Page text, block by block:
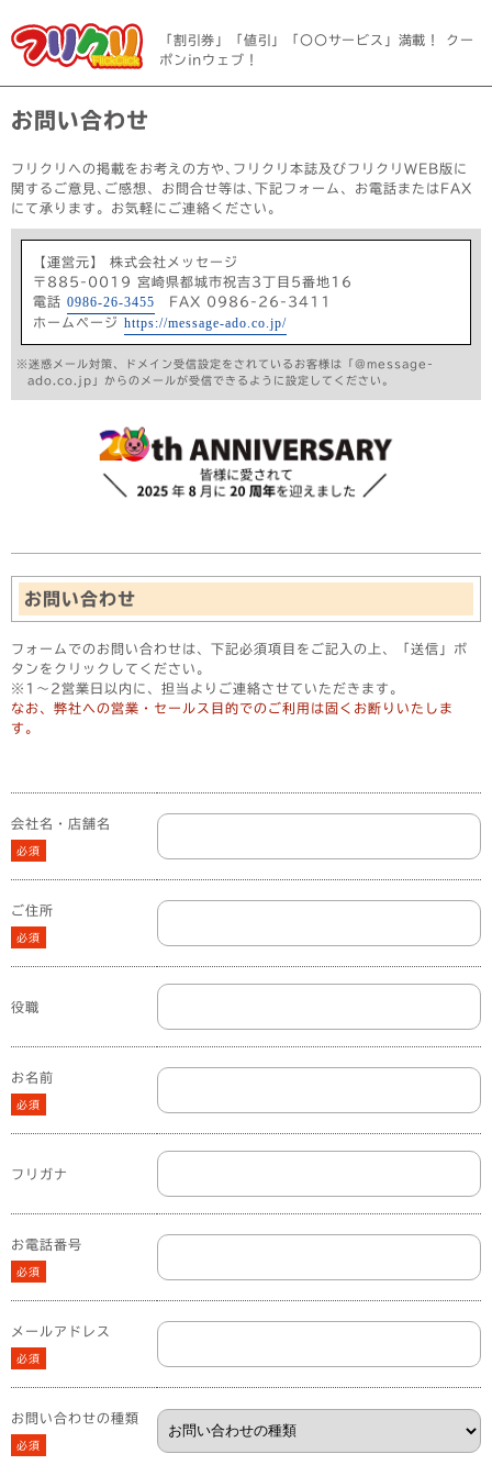
「割引券」「値引」「〇〇サービス」満載！ クー
ポンinウェブ！
お問い合わせ
フリクリへの掲載をお考えの方や､フリクリ本誌及びフリクリWEB版に
関するご意見､ご感想、お問合せ等は､下記フォーム、お電話またはFAX
にて承ります。お気軽にご連絡ください。
【運営元】 株式会社メッセージ
〒885-0019 宮崎県都城市祝吉3丁目5番地16
電話 0986-26-3455 FAX 0986-26-3411
ホームページ https://message-ado.co.jp/
※迷惑メール対策、ドメイン受信設定をされているお客様は「@message-
ado.co.jp」からのメールが受信できるように設定してください｡
お問い合わせ
フォームでのお問い合わせは、下記必須項目をご記入の上、「送信」ボ
タンをクリックしてください。
※1〜2営業日以内に、担当よりご連絡させていただきます。
なお、弊社への営業・セールス目的でのご利用は固くお断りいたしま
す。
会社名・店舗名
必須
ご住所
必須
役職
お名前
必須
フリガナ
お電話番号
必須
メールアドレス
必須
お問い合わせの種類
必須